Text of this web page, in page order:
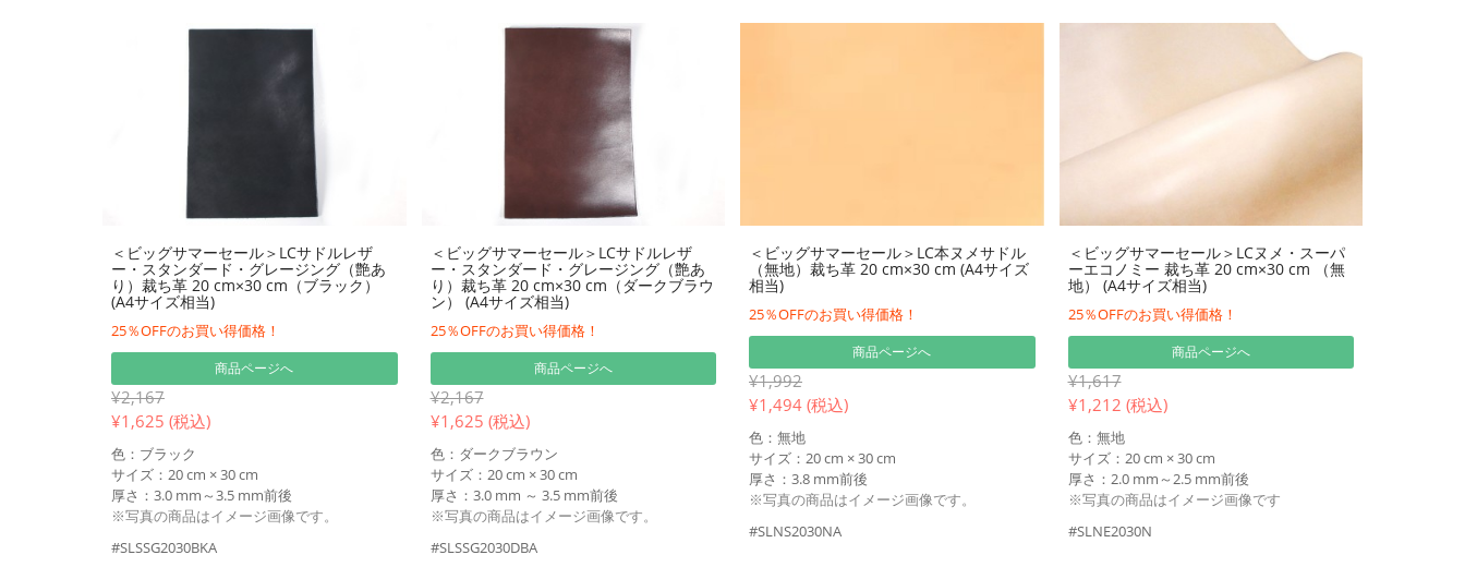
＜ビッグサマーセール＞LCサドルレザ
ー・スタンダード・グレージング（艶あ
り）裁ち革 20 cm×30 cm（ブラック）
(A4サイズ相当)
25％OFFのお買い得価格！
商品ページへ
¥2,167
¥1,625 (税込)
色：ブラック
サイズ：20 cm × 30 cm
厚さ：3.0 mm～3.5 mm前後
※写真の商品はイメージ画像です。
#SLSSG2030BKA
＜ビッグサマーセール＞LCサドルレザ
ー・スタンダード・グレージング（艶あ
り）裁ち革 20 cm×30 cm（ダークブラウ
ン） (A4サイズ相当)
25％OFFのお買い得価格！
商品ページへ
¥2,167
¥1,625 (税込)
色：ダークブラウン
サイズ：20 cm × 30 cm
厚さ：3.0 mm ～ 3.5 mm前後
※写真の商品はイメージ画像です。
#SLSSG2030DBA
＜ビッグサマーセール＞LC本ヌメサドル
（無地）裁ち革 20 cm×30 cm (A4サイズ
相当)
25％OFFのお買い得価格！
商品ページへ
¥1,992
¥1,494 (税込)
色：無地
サイズ：20 cm × 30 cm
厚さ：3.8 mm前後
※写真の商品はイメージ画像です。
#SLNS2030NA
＜ビッグサマーセール＞LCヌメ・スーパ
ーエコノミー 裁ち革 20 cm×30 cm （無
地） (A4サイズ相当)
25％OFFのお買い得価格！
商品ページへ
¥1,617
¥1,212 (税込)
色：無地
サイズ：20 cm × 30 cm
厚さ：2.0 mm～2.5 mm前後
※写真の商品はイメージ画像です
#SLNE2030N